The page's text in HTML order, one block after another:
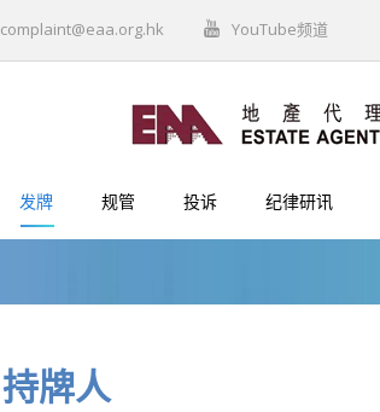
complaint@eaa.org.hk YouTube频道
发牌 规管 投诉 纪律研讯
持牌人